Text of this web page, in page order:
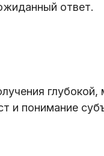
ответ.
глубокой,
и понимание